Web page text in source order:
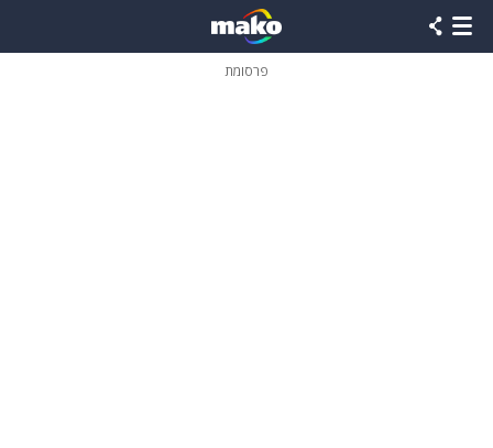
פרסומת